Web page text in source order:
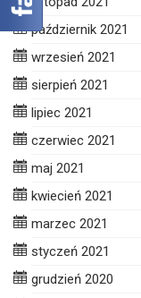
październik 2021
wrzesień 2021
sierpień 2021
lipiec 2021
czerwiec 2021
maj 2021
kwiecień 2021
marzec 2021
styczeń 2021
grudzień 2020